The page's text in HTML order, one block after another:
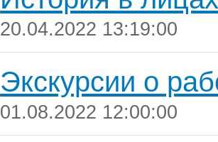
20.04.2022 13:19:00
Экскурсии о
01.08.2022 12:00:00